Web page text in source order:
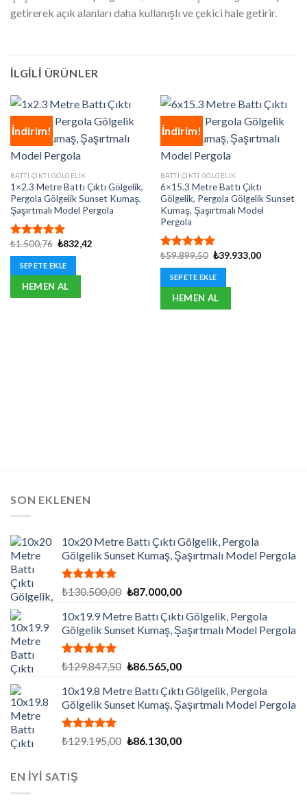
getirerek açık alanları daha kullanışlı ve çekici hale getirir.
İLGILI ÜRÜNLER
İndirim!
BATTI ÇIKTI GÖLGELIK
1×2.3 Metre Battı Çıktı Gölgelik,
Pergola Gölgelik Sunset Kumaş,
Şaşırtmalı Model Pergola
5 üzerinden
5.00oy
aldı
₺1.500,76 Orijinal
₺1.500,76.
₺832,42Şu
SEPETE EKLE
HEMEN AL
İndirim!
BATTI ÇIKTI GÖLGELIK
6×15.3 Metre Battı Çıktı
Gölgelik, Pergola Gölgelik Sunset
Kumaş, Şaşırtmalı Model
Pergola
5 üzerinden
5.00oy
aldı
₺59.899,50 Orijinal
₺59.899,50.
₺39.933,00Şu
SEPETE EKLE
HEMEN AL
SON EKLENEN
10x20 Metre Battı Çıktı Gölgelik, Pergola
Gölgelik Sunset Kumaş, Şaşırtmalı Model Pergola
5 üzerinden
aldı
₺130.500,00 Orijinal
₺130.500,00.
₺87.000,00Şu
fiyat:
₺87.000,00.
10x19.9 Metre Battı Çıktı Gölgelik, Pergola
Gölgelik Sunset Kumaş, Şaşırtmalı Model Pergola
5 üzerinden
aldı
₺129.847,50 Orijinal
₺129.847,50.
₺86.565,00Şu
fiyat:
₺86.565,00.
10x19.8 Metre Battı Çıktı Gölgelik, Pergola
Gölgelik Sunset Kumaş, Şaşırtmalı Model Pergola
5 üzerinden
₺129.195,00 Orijinal
₺86.130,00Şu
EN İYİ SATIŞ